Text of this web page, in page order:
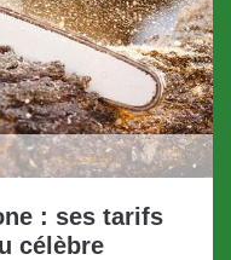
: ses tarifs
célèbre